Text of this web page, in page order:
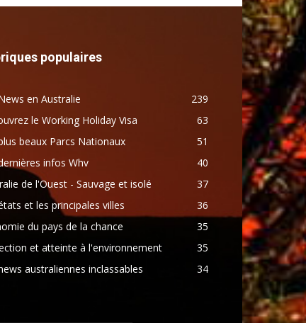
populaires
en Australie
239
le Working Holiday Visa
63
beaux Parcs Nationaux
51
infos Whv
40
de l'Ouest - Sauvage et isolé
37
et les principales villes
36
du pays de la chance
35
et atteinte à l'environnement
35
australiennes inclassables
34